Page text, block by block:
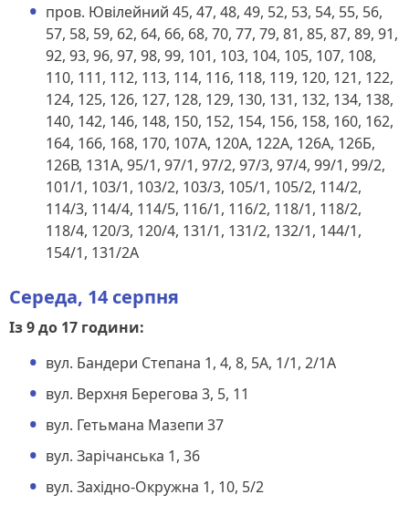
пров. Ювілейний 45, 47, 48, 49, 52, 53, 54, 55, 56,
57, 58, 59, 62, 64, 66, 68, 70, 77, 79, 81, 85, 87, 89, 91,
92, 93, 96, 97, 98, 99, 101, 103, 104, 105, 107, 108,
110, 111, 112, 113, 114, 116, 118, 119, 120, 121, 122,
124, 125, 126, 127, 128, 129, 130, 131, 132, 134, 138,
140, 142, 146, 148, 150, 152, 154, 156, 158, 160, 162,
164, 166, 168, 170, 107А, 120А, 122А, 126А, 126Б,
126В, 131А, 95/1, 97/1, 97/2, 97/3, 97/4, 99/1, 99/2,
101/1, 103/1, 103/2, 103/3, 105/1, 105/2, 114/2,
114/3, 114/4, 114/5, 116/1, 116/2, 118/1, 118/2,
118/4, 120/3, 120/4, 131/1, 131/2, 132/1, 144/1,
154/1, 131/2А
Середа, 14 серпня
Із 9 до 17 години:
вул. Бандери Степана 1, 4, 8, 5А, 1/1, 2/1А
вул. Верхня Берегова 3, 5, 11
вул. Гетьмана Мазепи 37
вул. Зарічанська 1, 36
вул. Західно-Окружна 1, 10, 5/2